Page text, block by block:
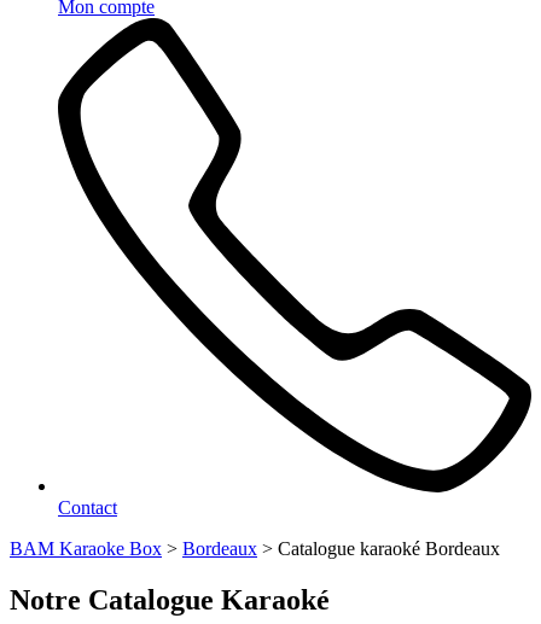
Mon compte
Contact
BAM Karaoke Box > Bordeaux > Catalogue karaoké Bordeaux
Notre Catalogue Karaoké